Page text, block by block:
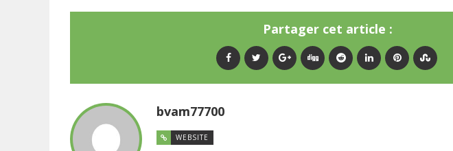
Partager cet article :
bvam77700
WEBSITE